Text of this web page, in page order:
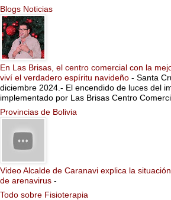
Blogs Noticias
En Las Brisas, el centro comercial con la
viví el verdadero espíritu navideño - Santa
diciembre 2024.- El encendido de luces del
implementado por Las Brisas Centro
Provincias de Bolivia
Video Alcalde de Caranavi explica la
de arenavirus -
Todo sobre Fisioterapia